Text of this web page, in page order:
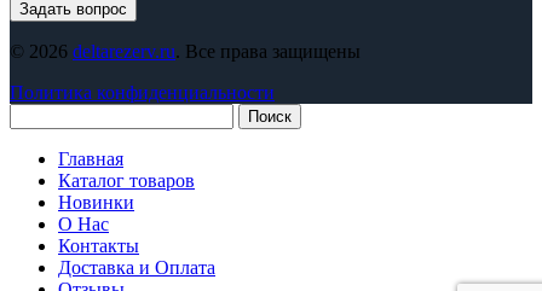
© 2026 deltarezerv.ru. Все права защищены
Политика конфиденциальности
Поиск
Главная
Каталог товаров
Новинки
О Нас
Контакты
Доставка и Оплата